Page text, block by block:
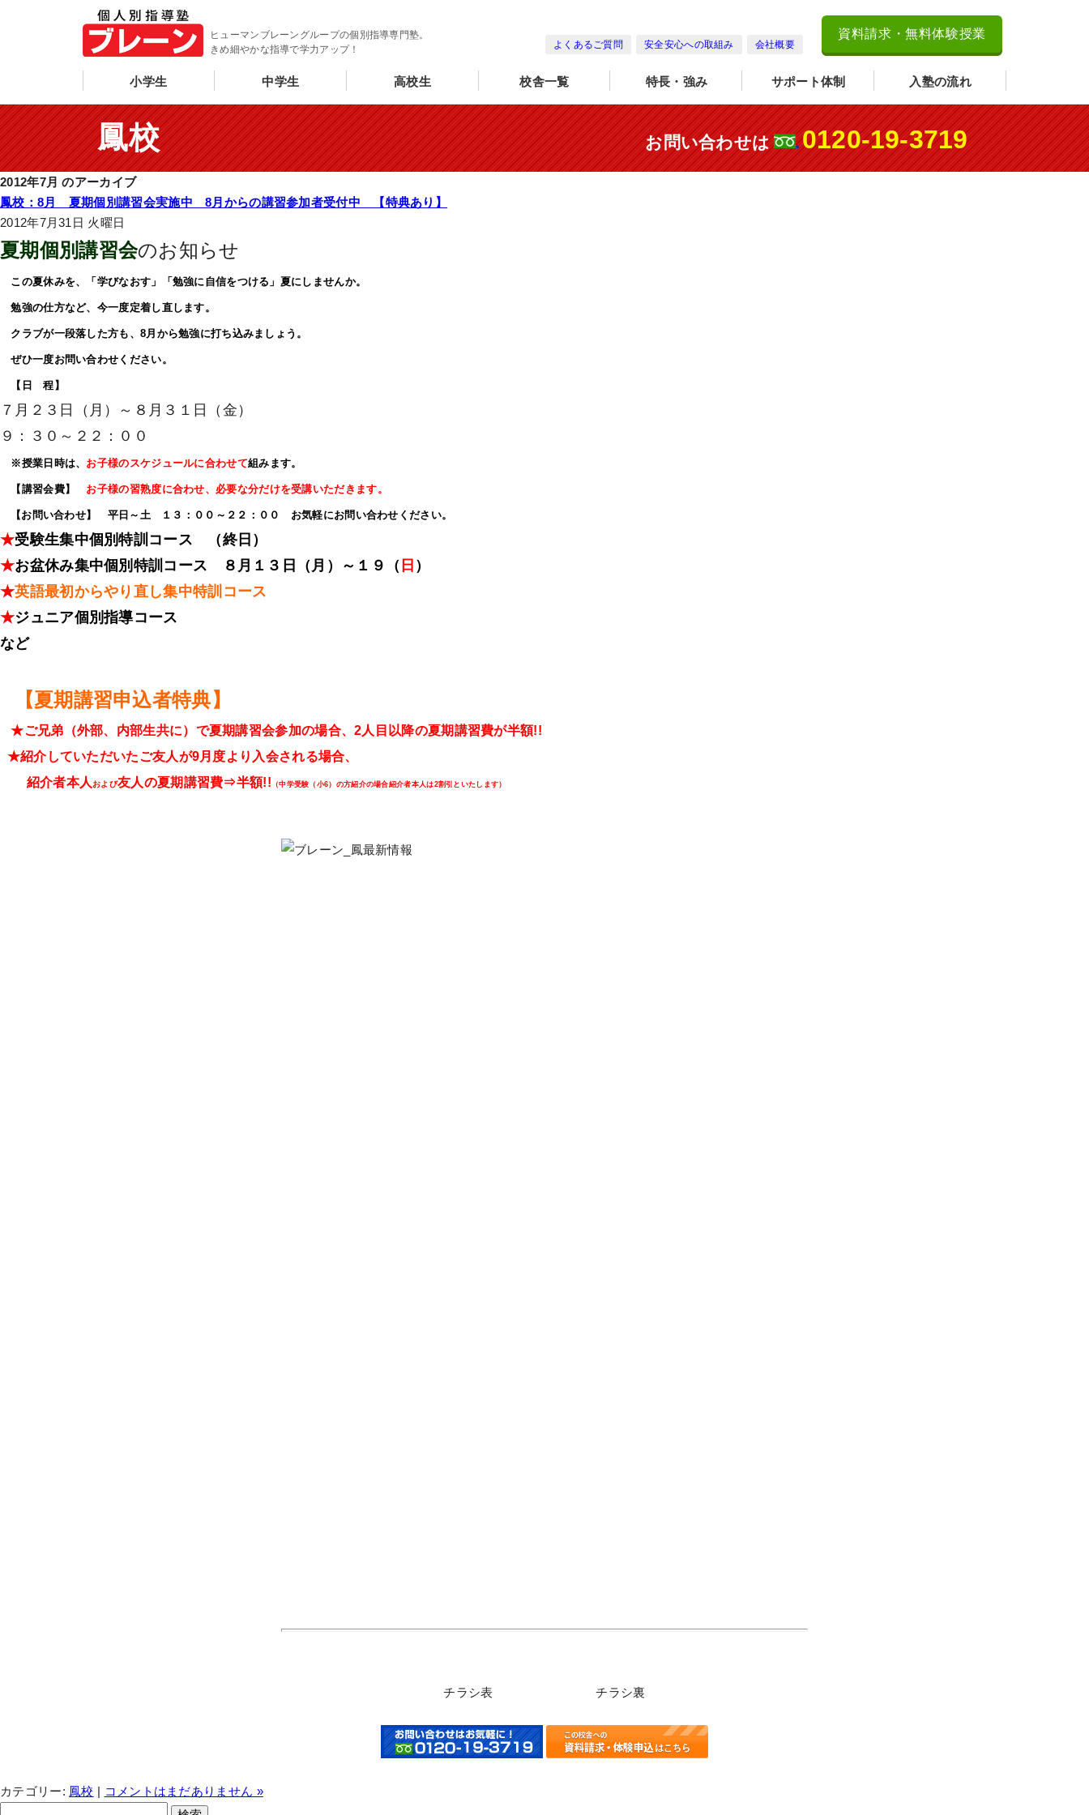
ヒューマンブレーングループの個別指導専門塾。
きめ細やかな指導で学力アップ！
よくあるご質問 安全安心への取組み 会社概要
資料請求・無料体験授業
小学生 中学生 高校生 校舎一覧 特長・強み サポート体制 入塾の流れ
鳳校 お問い合わせは 0120-19-3719
2012年7月 のアーカイブ
鳳校：8月 夏期個別講習会実施中 8月からの講習参加者受付中 【特典あり】
2012年7月31日 火曜日
夏期個別講習会のお知らせ
この夏休みを、「学びなおす」「勉強に自信をつける」夏にしませんか。
勉強の仕方など、今一度定着し直します。
クラブが一段落した方も、8月から勉強に打ち込みましょう。
ぜひ一度お問い合わせください。
【日 程】
７月２３日（月）～８月３１日（金）
９：３０～２２：００
※授業日時は、 お子様のスケジュールに合わせて組みます。
【講習会費】 お子様の習熟度に合わせ、必要な分だけを受講いただきます。
【お問い合わせ】 平日～土 １３：００～２２：００ お気軽にお問い合わせください。
★受験生集中個別特訓コース （終日）
★お盆休み集中個別特訓コース ８月１３日（月）～１９（ 日 ）
★英語最初からやり直し集中特訓コース
★ジュニア個別指導コース
など
【夏期講習申込者特典】
★ご兄弟（外部、内部生共に）で夏期講習会参加の場合、2人目以降の夏期講習費が半額!!
★紹介していただいたご友人が9月度より入会される場合、
紹介者本人および友人の夏期講習費⇒半額!! （中学受験（小6）の方紹介の場合紹介者本人は2割引といたします）
チラシ表 チラシ裏
カテゴリー: 鳳校 | コメントはまだありません »